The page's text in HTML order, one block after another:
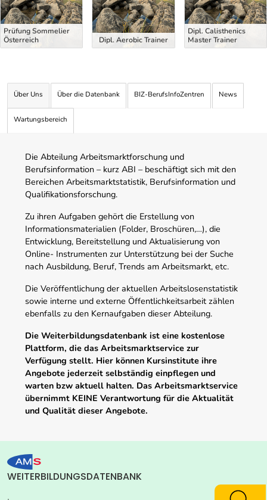
Prüfung Sommelier
Österreich
Dipl. Aerobic Trainer
Dipl. Calisthenics
Master Trainer
Über Uns Über die Datenbank BIZ-BerufsInfoZentren News
Wartungsbereich
Die Abteilung Arbeitsmarktforschung und
Berufsinformation – kurz ABI – beschäftigt sich mit den
Bereichen Arbeitsmarktstatistik, Berufsinformation und
Qualifikationsforschung.
Zu ihren Aufgaben gehört die Erstellung von
Informationsmaterialien (Folder, Broschüren,…), die
Entwicklung, Bereitstellung und Aktualisierung von
Online- Instrumenten zur Unterstützung bei der Suche
nach Ausbildung, Beruf, Trends am Arbeitsmarkt, etc.
Die Veröffentlichung der aktuellen Arbeitslosenstatistik
sowie interne und externe Öffentlichkeitsarbeit zählen
ebenfalls zu den Kernaufgaben dieser Abteilung.
Die Weiterbildungsdatenbank ist eine kostenlose
Plattform, die das Arbeitsmarktservice zur
Verfügung stellt. Hier können Kursinstitute ihre
Angebote jederzeit selbständig einpflegen und
warten bzw aktuell halten. Das Arbeitsmarktservice
übernimmt KEINE Verantwortung für die Aktualität
und Qualität dieser Angebote.
WEITERBILDUNGSDATENBANK